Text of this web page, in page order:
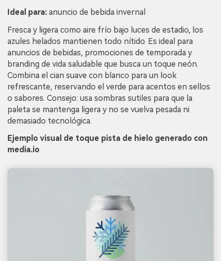
Ideal para: anuncio de bebida invernal
Fresca y ligera como aire frío bajo luces de estadio, los
azules helados mantienen todo nítido. Es ideal para
anuncios de bebidas, promociones de temporada y
branding de vida saludable que busca un toque neón.
Combina el cian suave con blanco para un look
refrescante, reservando el verde para acentos en sellos
o sabores. Consejo: usa sombras sutiles para que la
paleta se mantenga ligera y no se vuelva pesada ni
demasiado tecnológica.
Ejemplo visual de toque pista de hielo generado con
media.io